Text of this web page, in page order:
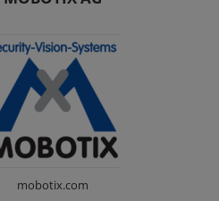
mobotix.com